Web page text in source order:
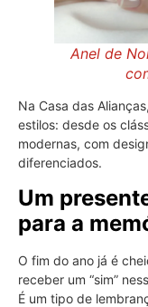
Anel de
Na Casa das
estilos: desde os
modernas, com
diferenciados.
Um
para a
O fim do ano já é
receber um “sim”
É um tipo de